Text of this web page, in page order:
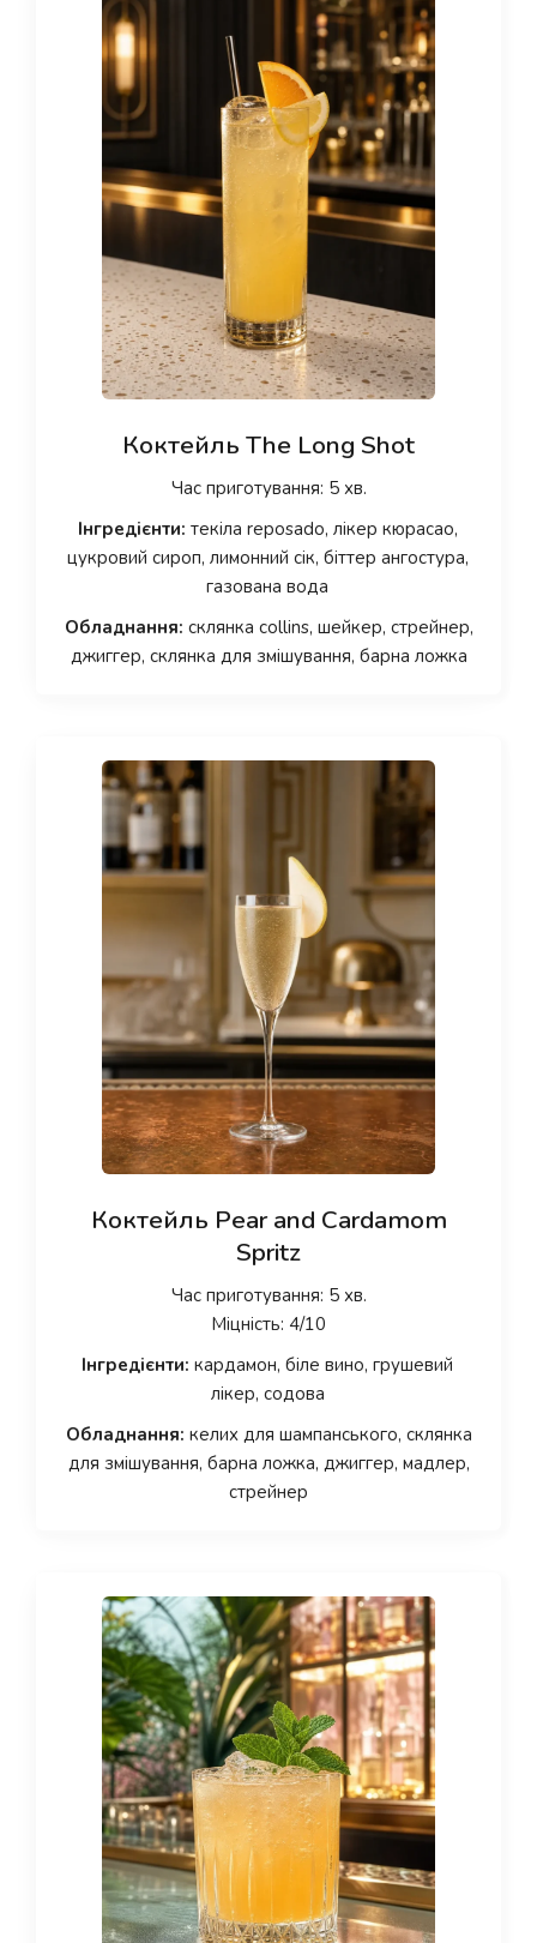
Коктейль The Long Shot
Час приготування: 5 хв.
Інгредієнти: текіла reposado, лікер кюрасао,
цукровий сироп, лимонний сік, біттер ангостура,
газована вода
Обладнання: склянка collins, шейкер, стрейнер,
джиггер, склянка для змішування, барна ложка
Коктейль Pear and Cardamom
Spritz
Час приготування: 5 хв.
Міцність: 4/10
Інгредієнти: кардамон, біле вино, грушевий
лікер, содова
Обладнання: келих для шампанського, склянка
для змішування, барна ложка, джиггер, мадлер,
стрейнер